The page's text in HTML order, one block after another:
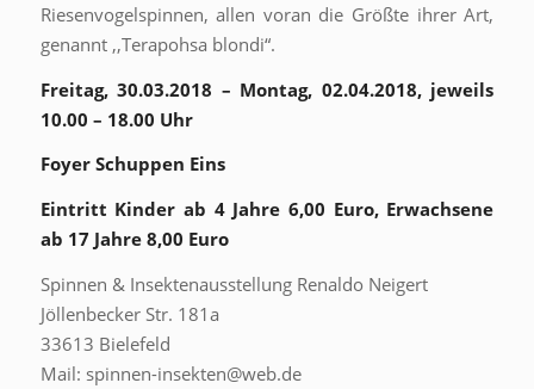
Riesenvogelspinnen, allen voran die Größte ihrer Art,
genannt ,,Terapohsa blondi“.
Freitag, 30.03.2018 – Montag, 02.04.2018, jeweils
10.00 – 18.00 Uhr
Foyer Schuppen Eins
Eintritt Kinder ab 4 Jahre 6,00 Euro, Erwachsene
ab 17 Jahre 8,00 Euro
Spinnen & Insektenausstellung Renaldo Neigert
Jöllenbecker Str. 181a
33613 Bielefeld
Mail: spinnen-insekten@web.de